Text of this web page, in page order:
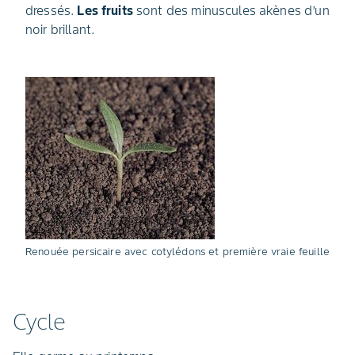
dressés. Les fruitssont des minuscules akènes d’un
noir brillant.
Renouée persicaire avec cotylédons et première vraie feuille
Cycle